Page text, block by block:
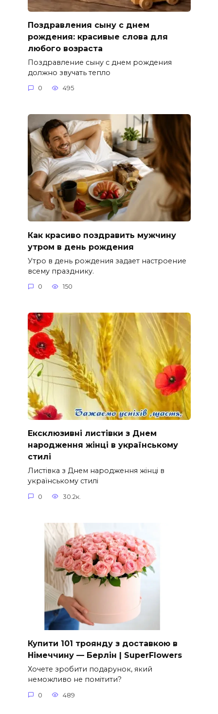
Поздравления сыну с днем
рождения: красивые слова для
любого возраста
Поздравление сыну с днем рождения
должно звучать тепло
0 495
Как красиво поздравить мужчину
утром в день рождения
Утро в день рождения задает настроение
всему празднику.
0 150
Ексклюзивні листівки з Днем
народження жінці в українському
стилі
Листівка з Днем народження жінці в
українському стилі
0 30.2к.
Купити 101 троянду з доставкою в
Німеччину — Берлін | SuperFlowers
Хочете зробити подарунок, який
неможливо не помітити?
0 489